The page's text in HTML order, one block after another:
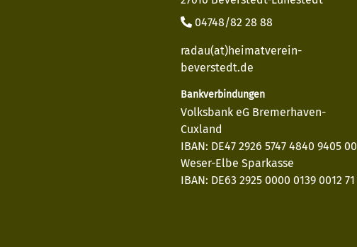
04748/82 28 88
radau(at)heimatverein-
beverstedt.de
Bankverbindungen
Volksbank eG Bremerhaven-
Cuxland
IBAN: DE47 2926 5747 4840 9405 00
Weser-Elbe Sparkasse
IBAN: DE63 2925 0000 0139 0012 71